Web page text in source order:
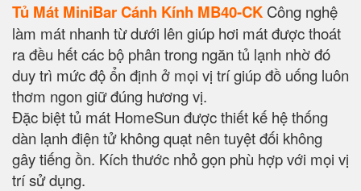
Tủ Mát MiniBar Cánh Kính MB40-CK Công nghệ
làm mát nhanh từ dưới lên giúp hơi mát được thoát
ra đều hết các bộ phân trong ngăn tủ lạnh nhờ đó
duy trì mức độ ổn định ở mọi vị trí giúp đồ uống luôn
thơm ngon giữ đúng hương vị.
Đặc biệt tủ mát HomeSun được thiết kế hệ thống
dàn lạnh điện tử không quạt nên tuyệt đối không
gây tiếng ồn. Kích thước nhỏ gọn phù hợp với mọi vị
trí sử dụng.